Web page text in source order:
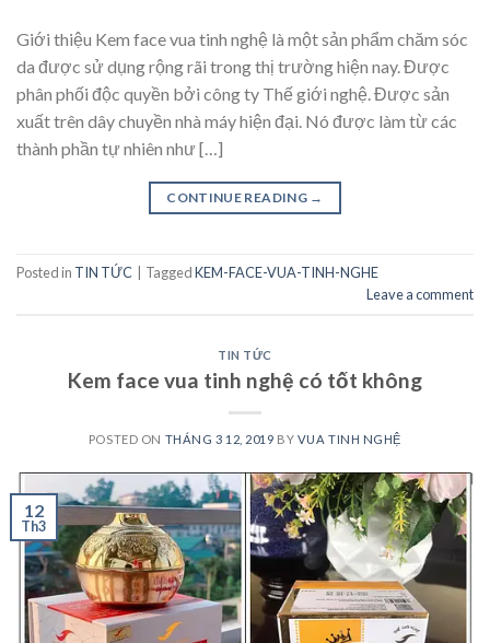
Giới thiệu Kem face vua tinh nghệ là một sản phẩm chăm sóc
da được sử dụng rộng rãi trong thị trường hiện nay. Được
phân phối độc quyền bởi công ty Thế giới nghệ. Được sản
xuất trên dây chuyền nhà máy hiện đại. Nó được làm từ các
thành phần tự nhiên như […]
CONTINUE READING →
Posted in TIN TỨC TaggedKEM-FACE-VUA-TINH-NGHE
Leave a comment
TIN TỨC
Kem face vua tinh nghệ có tốt không
POSTED ON THÁNG 3 12, 2019 BY VUA TINH NGHỆ
12
Th3